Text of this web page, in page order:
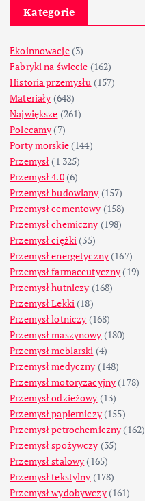
Kategorie
Ekoinnowacje(3)
Fabryki na świecie (162)
Historia przemysłu (157)
Materiały (648)
Największe (261)
Polecamy (7)
Porty morskie(144)
Przemysł (1 325)
Przemysł 4.0(6)
Przemysł budowlany (157)
Przemysł cementowy (158)
Przemysł chemiczny (198)
Przemysł ciężki (35)
Przemysł energetyczny (167)
Przemysł farmaceutyczny (19)
Przemysł hutniczy (168)
Przemysł Lekki (18)
Przemysł lotniczy (168)
Przemysł maszynowy (180)
Przemysł meblarski (4)
Przemysł medyczny (148)
Przemysł motoryzacyjny (178)
Przemysł odzieżowy (13)
Przemysł papierniczy(155)
Przemysł petrochemiczny (162)
Przemysł spożywczy (35)
Przemysł stalowy (165)
Przemysł tekstylny (178)
Przemysł wydobywczy(161)